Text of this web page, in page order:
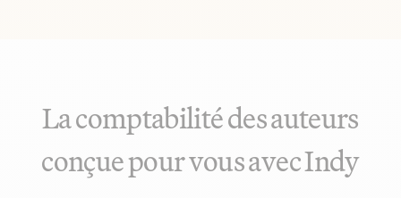
La comptabilité des auteurs
conçue pour vous avec Indy